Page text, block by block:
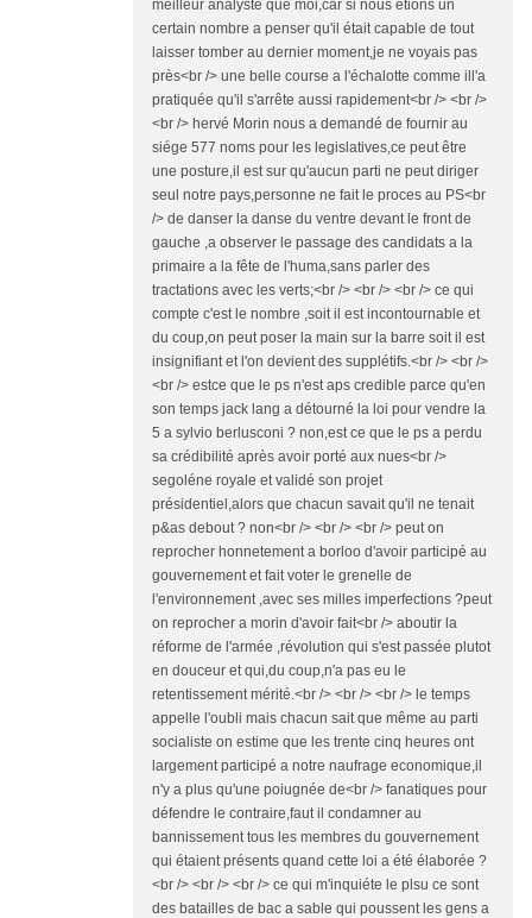
meilleur analyste que moi,car si nous étions un
certain nombre a penser qu'il était capable de tout
laisser tomber au dernier moment,je ne voyais pas
près<br /> une belle course a l'échalotte comme ill'a
pratiquée qu'il s'arrête aussi rapidement<br /> <br />
<br /> hervé Morin nous a demandé de fournir au
siége 577 noms pour les legislatives,ce peut être
une posture,il est sur qu'aucun parti ne peut diriger
seul notre pays,personne ne fait le proces au PS<br
/> de danser la danse du ventre devant le front de
gauche ,a observer le passage des candidats a la
primaire a la fête de l'huma,sans parler des
tractations avec les verts;<br /> <br /> <br /> ce qui
compte c'est le nombre ,soit il est incontournable et
du coup,on peut poser la main sur la barre soit il est
insignifiant et l'on devient des supplétifs.<br /> <br />
<br /> estce que le ps n'est aps credible parce qu'en
son temps jack lang a détourné la loi pour vendre la
5 a sylvio berlusconi ? non,est ce que le ps a perdu
sa crédibilité après avoir porté aux nues<br />
segoléne royale et validé son projet
présidentiel,alors que chacun savait qu'il ne tenait
p&as debout ? non<br /> <br /> <br /> peut on
reprocher honnetement a borloo d'avoir participé au
gouvernement et fait voter le grenelle de
l'environnement ,avec ses milles imperfections ?peut
on reprocher a morin d'avoir fait<br /> aboutir la
réforme de l'armée ,révolution qui s'est passée plutot
en douceur et qui,du coup,n'a pas eu le
retentissement mérité.<br /> <br /> <br /> le temps
appelle l'oubli mais chacun sait que même au parti
socialiste on estime que les trente cinq heures ont
largement participé a notre naufrage economique,il
n'y a plus qu'une poiugnée de<br /> fanatiques pour
défendre le contraire,faut il condamner au
bannissement tous les membres du gouvernement
qui étaient présents quand cette loi a été élaborée ?
<br /> <br /> <br /> ce qui m'inquiéte le plsu ce sont
des batailles de bac a sable qui poussent les gens a